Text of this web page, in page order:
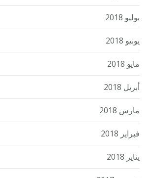
يوليو 2018
يونيو 2018
مايو 2018
أبريل 2018
مارس 2018
فبراير 2018
يناير 2018